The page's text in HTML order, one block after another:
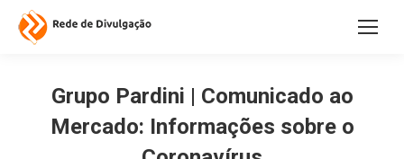
Grupo Pardini | Comunicado ao
Mercado: Informações sobre o